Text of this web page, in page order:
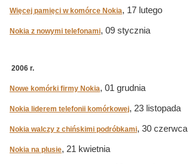
Więcej pamięci w komórce Nokia, 17 lutego
Nokia z nowymi telefonami, 09 stycznia
2006 r.
Nowe komórki firmy Nokia, 01 grudnia
Nokia liderem telefonii komórkowej, 23 listopada
Nokia walczy z chińskimi podróbkami, 30 czerwca
Nokia na plusie, 21 kwietnia